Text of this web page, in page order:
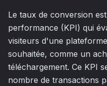
Le taux de conversion
performance (KPI) qui
visiteurs d'une
souhaitée, comme un
téléchargement. Ce KPI
nombre de transactions